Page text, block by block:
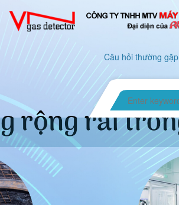
Câu hỏi thường gặp